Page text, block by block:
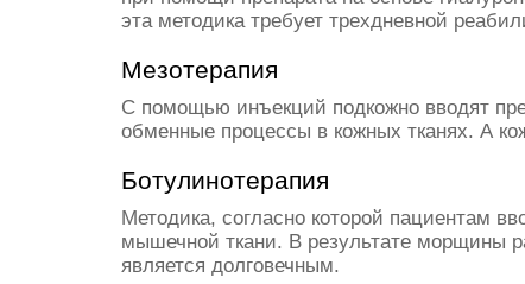
эта методика требует трехдневной
Мезотерапия
С помощью инъекций подкожно вводят
обменные процессы в кожных тканях. А
Ботулинотерапия
Методика, согласно которой пациентам
мышечной ткани. В результате морщины
является долговечным.